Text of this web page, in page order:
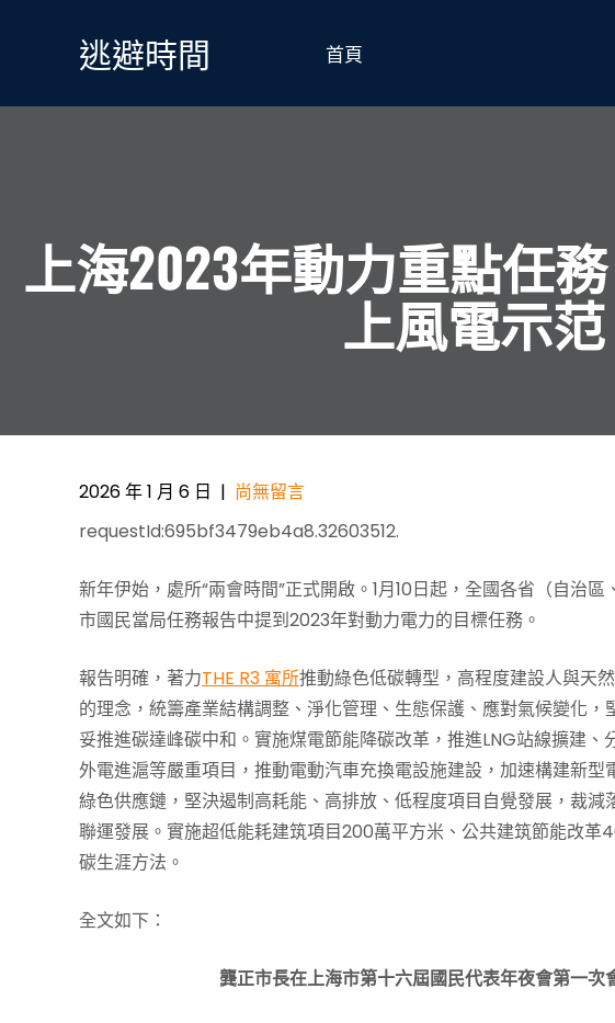
逃避時間 首頁
上海2023年動力重點任
上風電示
2026 年 1 月 6 日 | 尚無留言
requestId:695bf3479eb4a8.32603512.
新年伊始，處所“兩會時間”正式開啟。1月10日起，全國各省（自治
市國民當局任務報告中提到2023年對動力電力的目標任務。
報告明確，著力THE R3 寓所推動綠色低碳轉型，高程度建設人與天
的理念，統籌產業結構調整、淨化管理、生態保護、應對氣候變化
妥推進碳達峰碳中和。實施煤電節能降碳改革，推進LNG站線擴建
外電進滬等嚴重項目，推動電動汽車充換電設施建設，加速構建新型
綠色供應鏈，堅決遏制高耗能、高排放、低程度項目自覺發展，裁
聯運發展。實施超低能耗建筑項目200萬平方米、公共建筑節能改
碳生涯方法。
全文如下：
龔正市長在上海市第十六屆國民代表年夜會第一次